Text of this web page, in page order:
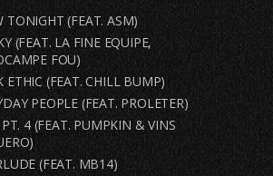
TONIGHT (FEAT. ASM)
(FEAT. LA FINE EQUIPE,
FOU)
ETHIC (FEAT. CHILL BUMP)
PEOPLE (FEAT. PROLETER)
4 (FEAT. PUMPKIN & VINS
(FEAT. MB14)